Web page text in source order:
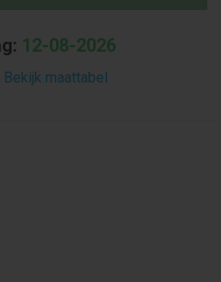
12-08-2026
Bekijk maattabel